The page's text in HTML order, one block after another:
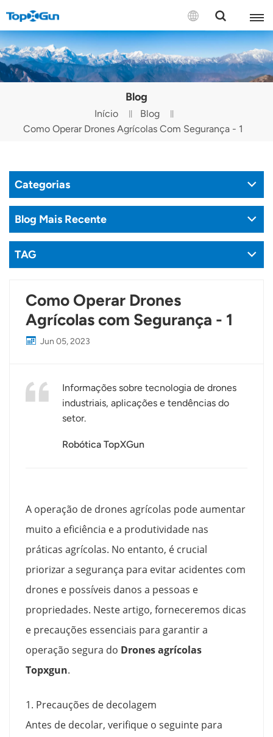
CONTATE-NOS
English
Русский
Tiếng Việt
Blog
Início
Blog
Como Operar Drones Agrícolas Com Segurança - 1
Categorias
Blog Mais Recente
TAG
Como Operar Drones
Agrícolas com Segurança - 1
Jun 05, 2023
Informações sobre tecnologia de drones
industriais, aplicações e tendências do
setor.
Robótica TopXGun
A operação de drones agrícolas pode aumentar
muito a eficiência e a produtividade nas
práticas agrícolas. No entanto, é crucial
priorizar a segurança para evitar acidentes com
drones e possíveis danos a pessoas e
propriedades. Neste artigo, forneceremos dicas
e precauções essenciais para garantir a
operação segura do Drones agrícolas
Topxgun.
1. Precauções de decolagem
Antes de decolar, verifique o seguinte para